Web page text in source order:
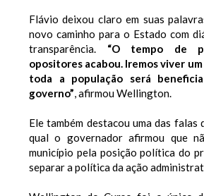
Flávio deixou claro em suas
novo caminho para o Estado com
transparência. “O tempo de
opositores acabou. Iremos viver
toda a população será
governo” , afirmou Wellington.
Ele também destacou uma das falas
qual o governador afirmou que
município pela posição política do
separar a política da ação